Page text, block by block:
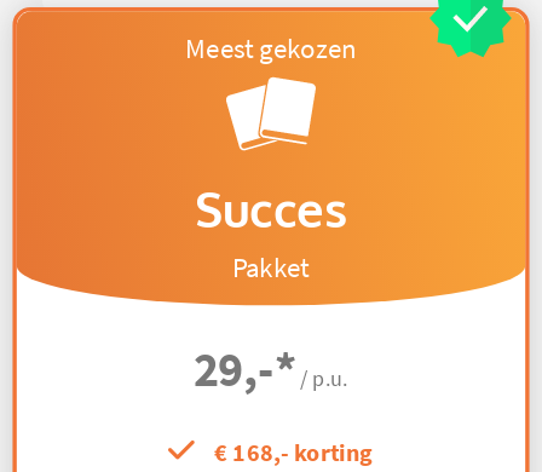
Succes
Pakket
29,-* / p.u.
€ 168,- korting